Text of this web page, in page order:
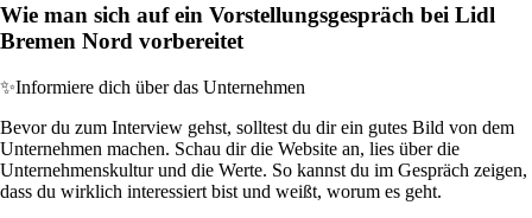
Wie man sich auf ein Vorstellungsgespräch bei Lidl
Bremen Nord vorbereitet
✨Informiere dich über das Unternehmen
Bevor du zum Interview gehst, solltest du dir ein gutes Bild von dem
Unternehmen machen. Schau dir die Website an, lies über die
Unternehmenskultur und die Werte. So kannst du im Gespräch zeigen,
dass du wirklich interessiert bist und weißt, worum es geht.